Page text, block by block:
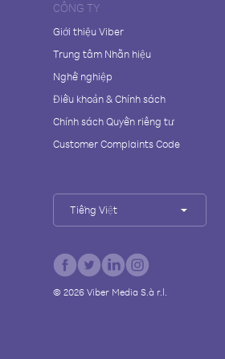
CÔNG TY
Giới thiệu Viber
Trung tâm Nhãn hiệu
Nghề nghiệp
Điều khoản & Chính sách
Chính sách Quyền riêng tư
Customer Complaints Code
Tiếng Việt
© 2026Viber Media S.à r.l.